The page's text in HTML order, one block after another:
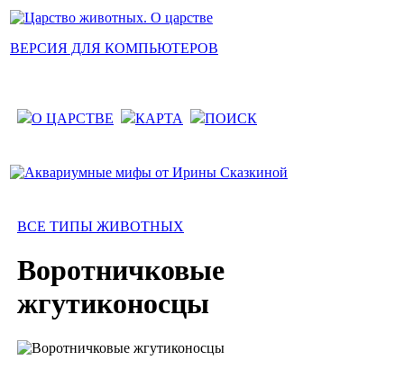
ВЕРСИЯ ДЛЯ КОМПЬЮТЕРОВ
О ЦАРСТВЕ КАРТА ПОИСК
ВСЕ ТИПЫ ЖИВОТНЫХ
Воротничковые
жгутиконосцы